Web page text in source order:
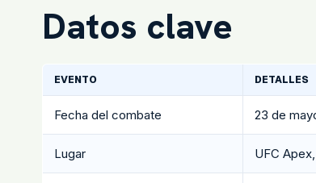
Datos clave
EVENTO DETALLES
Fecha del combate 23 de
Lugar UFC